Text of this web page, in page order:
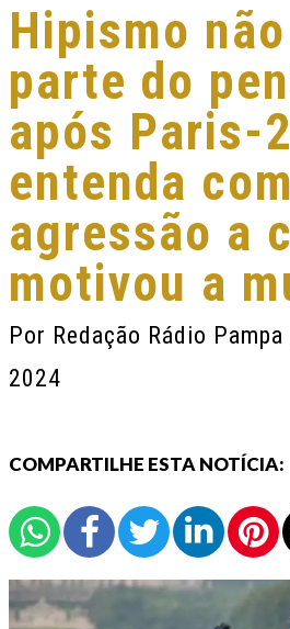
Hipismo
parte do
após Paris-
entenda
agressão a
motivou a
Por Redação Rádio Pampa
2024
COMPARTILHE ESTA NOTÍCIA: